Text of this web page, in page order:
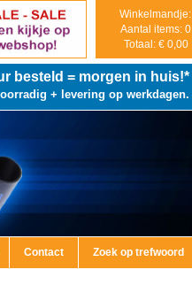
Winkelmandje:
Aantal items: 0
Totaal: € 0,00
besteld = morgen in huis!*
+ levering op werkdagen.
Contact Zoek op trefwoord